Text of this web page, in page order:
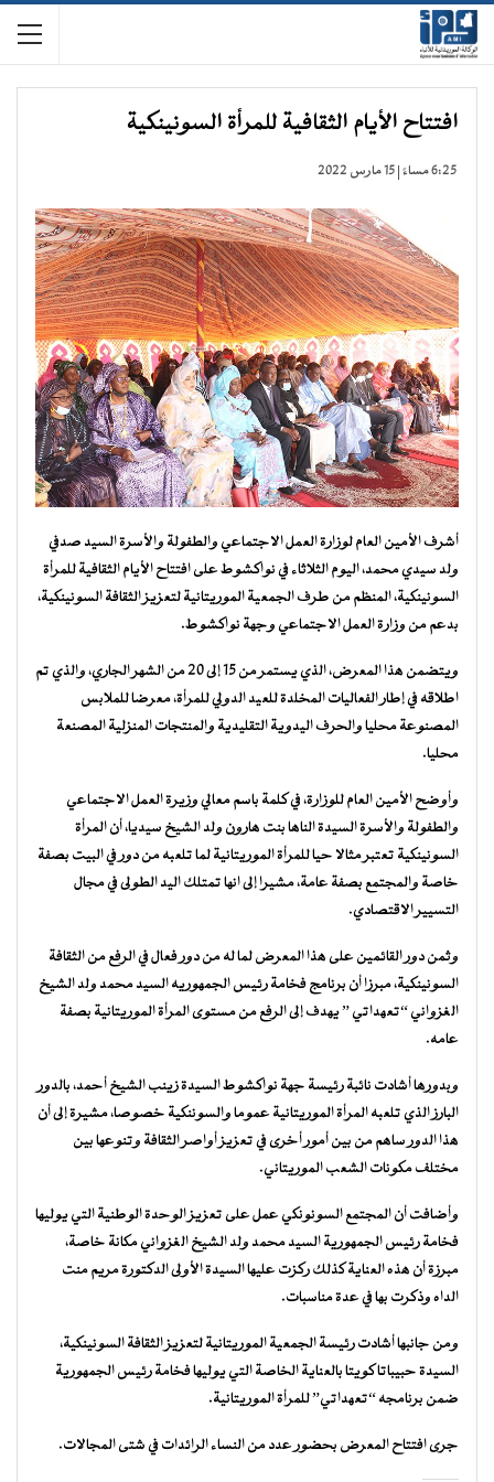
افتتاح الأيام الثقافية للمرأة السونينكية
6:25 مساءً | 15 مارس 2022
أشرف الأمين العام لوزارة العمل الاجتماعي والطفولة والأسرة السيد صدفي
ولد سيدي محمد، اليوم الثلاثاء في نواكشوط على افتتاح الأيام الثقافية للمرأة
السونينكية، المنظم من طرف الجمعية الموريتانية لتعزيز الثقافة السونينكية،
بدعم من وزارة العمل الاجتماعي وجهة نواكشوط.
ويتضمن هذا المعرض، الذي يستمر من 15 إلى 20 من الشهر الجاري، والذي تم
اطلاقه في إطار الفعاليات المخلدة للعيد الدولي للمرأة، معرضا للملابس
المصنوعة محليا والحرف اليدوية التقليدية والمنتجات المنزلية المصنعة
محليا.
وأوضح الأمين العام للوزارة، في كلمة باسم معالي وزيرة العمل الاجتماعي
والطفولة والأسرة السيدة الناها بنت هارون ولد الشيخ سيديا، أن المرأة
السونينكية تعتبر مثالا حيا للمرأة الموريتانية لما تلعبه من دور في البيت بصفة
خاصة والمجتمع بصفة عامة، مشيرا إلى انها تمتلك اليد الطولى في مجال
التسيير الاقتصادي.
وثمن دور القائمين على هذا المعرض لما له من دور فعال في الرفع من الثقافة
السونينكية، مبرزا أن برنامج فخامة رئيس الجمهوريه السيد محمد ولد الشيخ
الغزواني “تعهداتي ” يهدف إلى الرفع من مستوى المرأة الموريتانية بصفة
عامه.
وبدورها أشادت نائبة رئيسة جهة نواكشوط السيدة زينب الشيخ أحمد، بالدور
البارز الذي تلعبه المرأة الموريتانية عموما والسوننكية خصوصا، مشيرة إلى أن
هذا الدور ساهم من بين أمور أخرى في تعزيز أواصر الثقافة وتنوعها بين
مختلف مكونات الشعب الموريتاني.
وأضافت أن المجتمع السونونكي عمل على تعزيز الوحدة الوطنية التي يوليها
فخامة رئيس الجمهورية السيد محمد ولد الشيخ الغزواني مكانة خاصة،
مبرزة أن هذه العناية كذلك ركزت عليها السيدة الأولى الدكتورة مريم منت
الداه وذكرت بها في عدة مناسبات.
ومن جانبها أشادت رئيسة الجمعية الموريتانية لتعزيز الثقافة السونينكية،
السيدة حبيباتا كويتا بالعناية الخاصة التي يوليها فخامة رئيس الجمهورية
ضمن برنامجه “تعهداتي” للمرأة الموريتانية.
جرى افتتاح المعرض بحضور عدد من النساء الرائدات في شتى المجالات.